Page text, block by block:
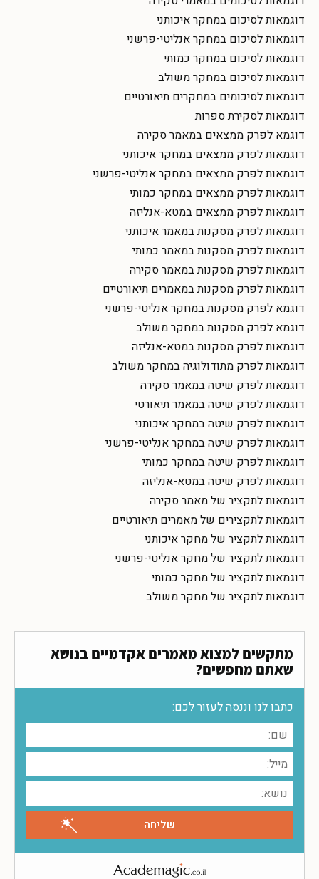
דוגמאות לסיכום במחקר איכותני
דוגמאות לסיכום במחקר אנליטי-פרשני
דוגמאות לסיכום במחקר כמותי
דוגמאות לסיכום במחקר משולב
דוגמאות לסיכומים במחקרים תיאורטיים
דוגמאות לסקירת ספרות
דוגמא לפרק ממצאים במאמר סקירה
דוגמאות לפרק ממצאים במחקר איכותני
דוגמאות לפרק ממצאים במחקר אנליטי-פרשני
דוגמאות לפרק ממצאים במחקר כמותי
דוגמאות לפרק ממצאים במטא-אנליזה
דוגמאות לפרק מסקנות במאמר איכותני
דוגמאות לפרק מסקנות במאמר כמותי
דוגמאות לפרק מסקנות במאמר סקירה
דוגמאות לפרק מסקנות במאמרים תיאורטיים
דוגמא לפרק מסקנות במחקר אנליטי-פרשני
דוגמא לפרק מסקנות במחקר משולב
דוגמאות לפרק מסקנות במטא-אנליזה
דוגמאות לפרק מתודולוגיה במחקר משולב
דוגמאות לפרק שיטה במאמר סקירה
דוגמאות לפרק שיטה במאמר תיאורטי
דוגמאות לפרק שיטה במחקר איכותני
דוגמאות לפרק שיטה במחקר אנליטי-פרשני
דוגמאות לפרק שיטה במחקר כמותי
דוגמאות לפרק שיטה במטא-אנליזה
דוגמאות לתקציר של מאמר סקירה
דוגמאות לתקצירים של מאמרים תיאורטיים
דוגמאות לתקציר של מחקר איכותני
דוגמאות לתקציר של מחקר אנליטי-פרשני
דוגמאות לתקציר של מחקר כמותי
דוגמאות לתקציר של מחקר משולב
מתקשים למצוא מאמרים אקדמיים בנושא
שאתם מחפשים?
כתבו לנו וננסה לעזור לכם: